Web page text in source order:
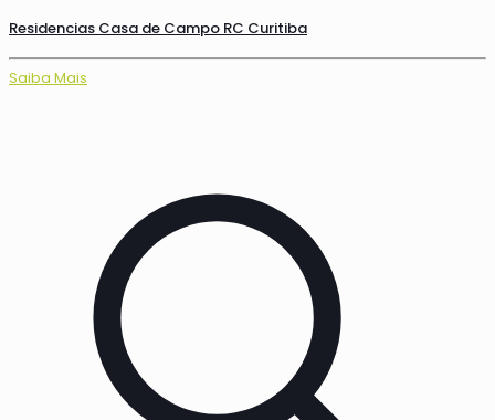
Residencias Casa de Campo RC Curitiba
Saiba Mais